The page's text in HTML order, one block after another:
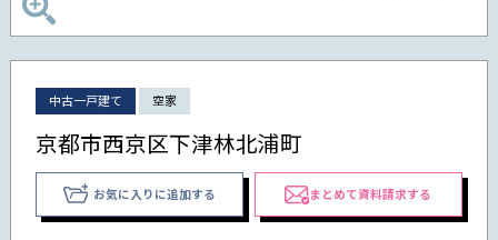
中古一戸建て 空家
京都市西京区下津林北浦町
お気に入りに追加する まとめて資料請求する